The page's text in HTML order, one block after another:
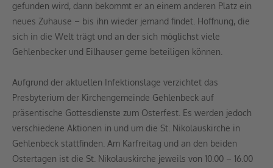
gefunden wird, dann bekommt er an einem anderen Platz ein
neues Zuhause – bis ihn wieder jemand findet. Hoffnung, die
sich in die Welt trägt und an der sich möglichst viele
Gehlenbecker und Eilhauser gerne beteiligen können.
Aufgrund der aktuellen Infektionslage verzichtet das
Presbyterium der Kirchengemeinde Gehlenbeck auf
präsentische Gottesdienste zum Osterfest. Es werden jedoch
verschiedene Aktionen in und um die St. Nikolauskirche in
Gehlenbeck stattfinden. Am Karfreitag und an den beiden
Ostertagen ist die St. Nikolauskirche jeweils von 10.00 – 16.00